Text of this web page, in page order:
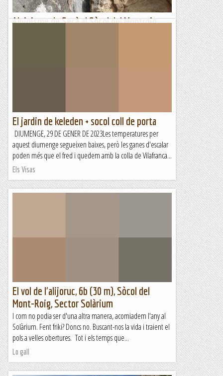
Alpinisme de Secà al Sòcol del Montroig.
El jardin de keleden + socol coll de porta
DIUMENGE, 29 DE GENER DE 2023Les temperatures per
aquest diumenge segueixen baixes, però les ganes d'escalar
poden més que el fred i quedem amb la colla de Vilafranca...
Els Visas
El vol de l'alijoruc, 6b (30 m), Sòcol del
Mont-Roig, Sector Solàrium
I com no podia ser d'una altra manera, acomiadem l'any al
Solàrium. Fent friki? Doncs no. Buscant-nos la vida i traient el
pols a velles obertures. Tot i els temps que...
Lo gall